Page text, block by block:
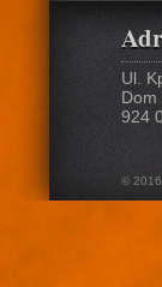
Ul.
Dom
924
©